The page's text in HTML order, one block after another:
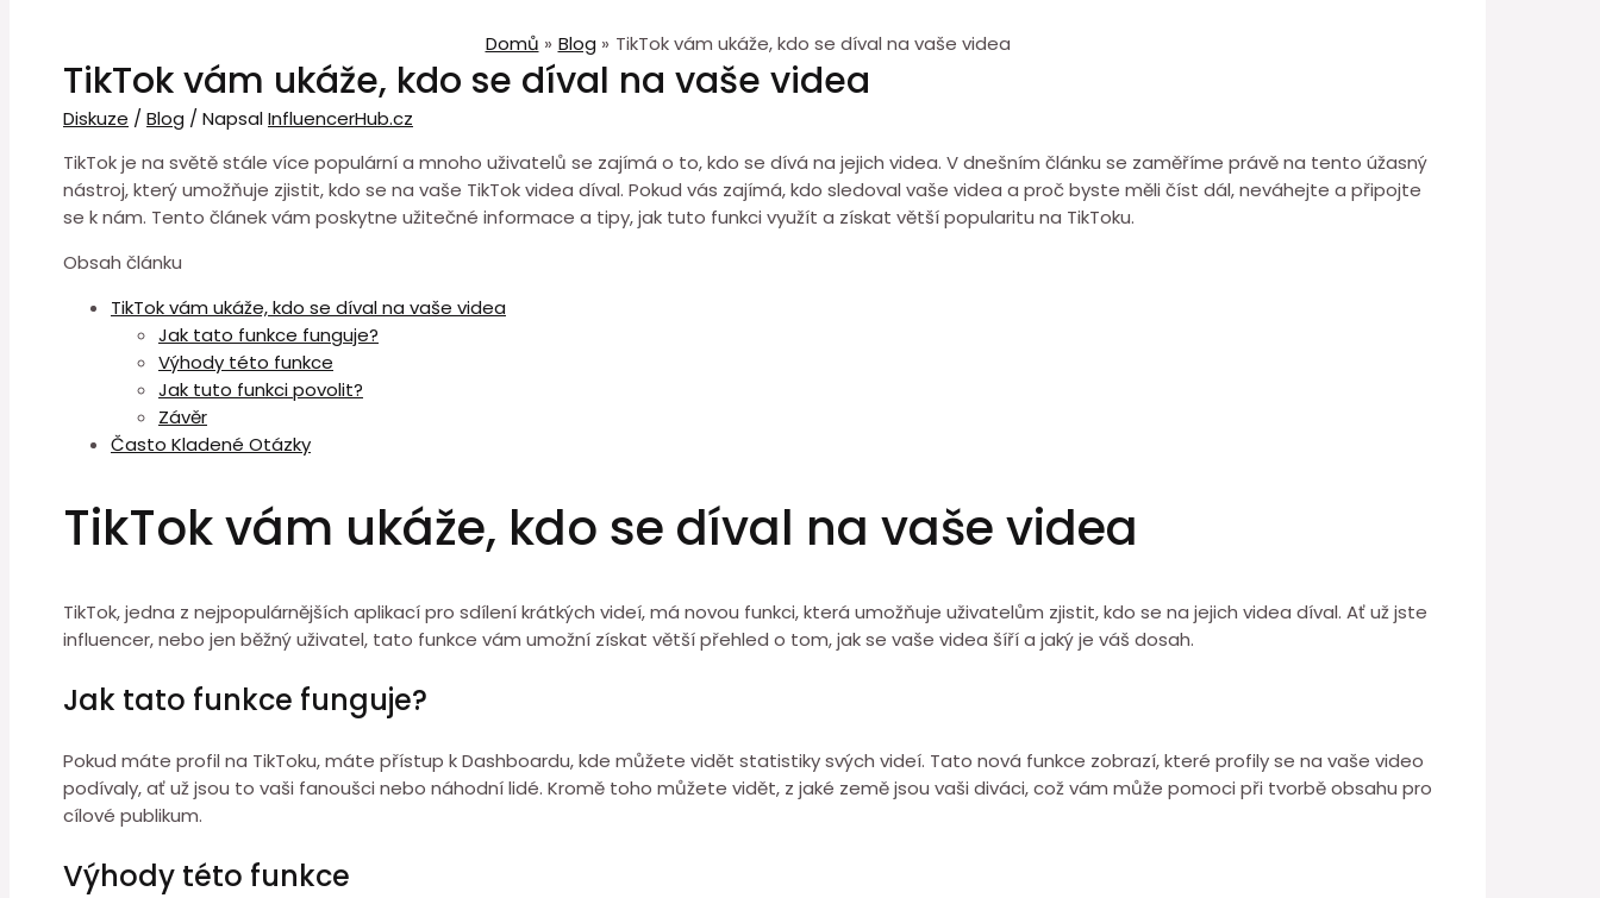
Domů Blog TikTok vám ukáže, kdo se díval na vaše videa
TikTok vám ukáže, kdo se díval na vaše videa
Diskuze / Blog / NapsalInfluencerHub.cz
TikTok je na světě stále více populární a mnoho uživatelů se zajímá o to, kdo se dívá na jejich videa. V dnešním článku se zaměříme právě na tento úžasný
nástroj, který umožňuje zjistit, kdo se na vaše TikTok videa díval. Pokud vás zajímá, kdo sledoval vaše videa a proč byste měli číst dál, neváhejte a připojte
se k nám. Tento článek vám poskytne užitečné informace a tipy, jak tuto funkci využít a získat větší popularitu na TikToku.
Obsah článku
TikTok vám ukáže, kdo se díval na vaše videa
Jak tato funkce funguje?
Výhody této funkce
Jak tuto funkci povolit?
Závěr
Často Kladené Otázky
TikTok vám ukáže, kdo se díval na vaše videa
TikTok, jedna z nejpopulárnějších aplikací pro sdílení krátkých videí, má novou funkci, která umožňuje uživatelům zjistit, kdo se na jejich videa díval. Ať už jste
influencer, nebo jen běžný uživatel, tato funkce vám umožní získat větší přehled o tom, jak se vaše videa šíří a jaký je váš dosah.
Jak tato funkce funguje?
Pokud máte profil na TikToku, máte přístup k Dashboardu, kde můžete vidět statistiky svých videí. Tato nová funkce zobrazí, které profily se na vaše video
podívaly, ať už jsou to vaši fanoušci nebo náhodní lidé. Kromě toho můžete vidět, z jaké země jsou vaši diváci, což vám může pomoci při tvorbě obsahu pro
cílové publikum.
Výhody této funkce